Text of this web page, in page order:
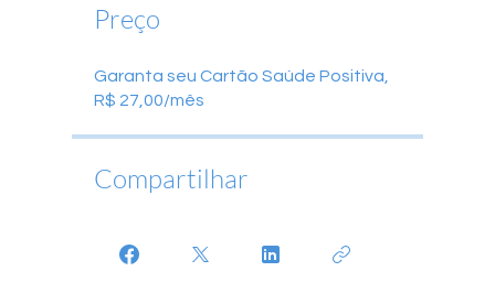
Preço
Garanta seu Cartão Saúde Positiva,
R$ 27,00/mês
Compartilhar